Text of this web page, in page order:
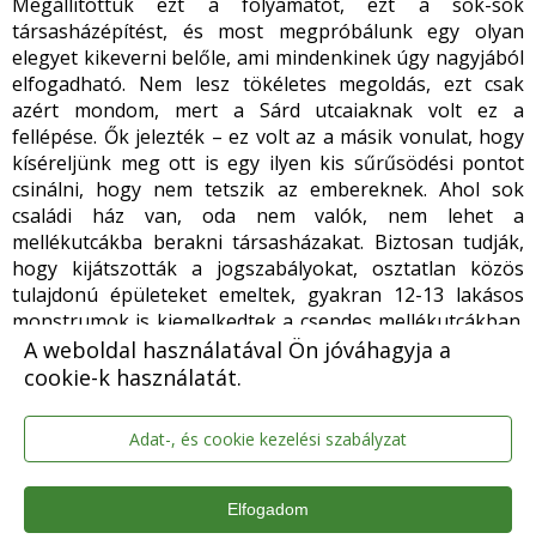
A weboldal használatával Ön jóváhagyja a
cookie-k használatát.
Adat-, és cookie kezelési szabályzat
Elfogadom